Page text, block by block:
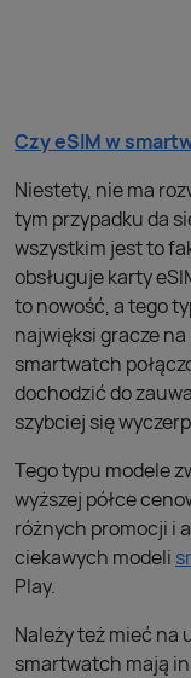
Czy eSIM w
Niestety, nie ma
tym przypadku da
wszystkim jest to
obsługuje karty
to nowość, a tego
najwięksi gracze
smartwatch
dochodzić do
szybciej się
Tego typu modele
wyższej półce
różnych promocji i
ciekawych modeli
Play.
Należy też mieć na
smartwatch mają